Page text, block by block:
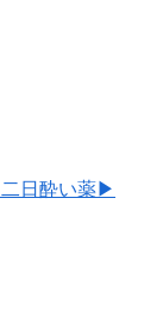
二日酔い薬▶